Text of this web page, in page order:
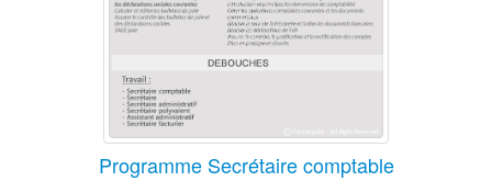
Programme Secrétaire comptable